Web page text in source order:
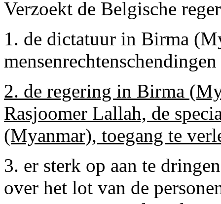
Verzoekt de Belgische
1. de dictatuur in Birma
2. de regering in Birma
Rasjoomer Lallah, de
(Myanmar), toegang te
3. er sterk op aan te
over het lot van de